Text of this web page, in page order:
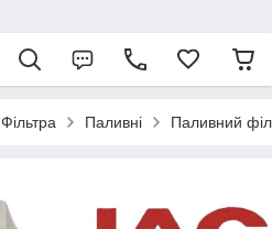
Фільтра Паливні Паливний